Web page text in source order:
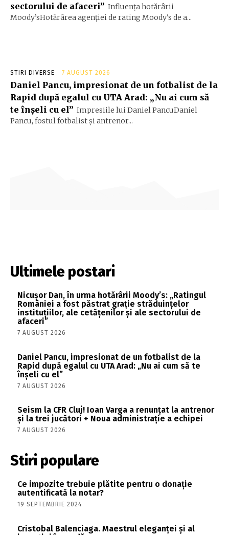
sectorului de afaceri” Influența hotărârii
Moody’sHotărârea agenției de rating Moody's de a...
STIRI DIVERSE 7 AUGUST 2026
Daniel Pancu, impresionat de un fotbalist de la
Rapid după egalul cu UTA Arad: „Nu ai cum să
te înșeli cu el” Impresiile lui Daniel PancuDaniel
Pancu, fostul fotbalist și antrenor...
Ultimele postari
Nicușor Dan, în urma hotărârii Moody’s: „Ratingul
României a fost păstrat grație străduințelor
instituțiilor, ale cetățenilor și ale sectorului de
afaceri”
7 AUGUST 2026
Daniel Pancu, impresionat de un fotbalist de la
Rapid după egalul cu UTA Arad: „Nu ai cum să te
înșeli cu el”
7 AUGUST 2026
Seism la CFR Cluj! Ioan Varga a renunțat la antrenor
și la trei jucători + Noua administrație a echipei
7 AUGUST 2026
Stiri populare
Ce impozite trebuie plătite pentru o donație
autentificată la notar?
19 SEPTEMBRIE 2024
Cristobal Balenciaga. Maestrul eleganței și al